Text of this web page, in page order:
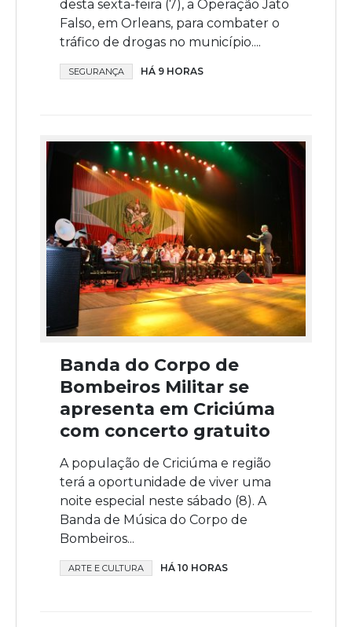
desta sexta-feira (7), a Operação Jato
Falso, em Orleans, para combater o
tráfico de drogas no município....
SEGURANÇA HÁ 9 HORAS
Banda do Corpo de
Bombeiros Militar se
apresenta em Criciúma
com concerto gratuito
A população de Criciúma e região
terá a oportunidade de viver uma
noite especial neste sábado (8). A
Banda de Música do Corpo de
Bombeiros...
ARTE E CULTURA HÁ 10 HORAS